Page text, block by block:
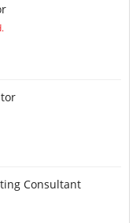
Consultant